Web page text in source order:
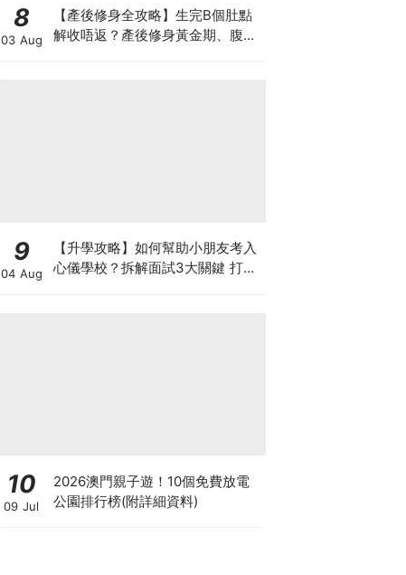
8
03 Aug
【產後修身全攻略】生完B個肚點
解收唔返？產後修身黃金期、腹直
9
04 Aug
【升學攻略】如何幫助小朋友考入
心儀學校？拆解面試3大關鍵 打好
10
09 Jul
2026澳門親子遊！10個免費放電
公園排行榜(附詳細資料)